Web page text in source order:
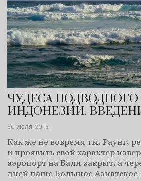
ЧУДЕСА
ИНДОНЕЗИИ.
30 июля, 2015.
Как же не вовремя ты, Раунг,
и проявить свой характер
аэропорт на Бали закрыт, а
дней наше Большое Азиатское